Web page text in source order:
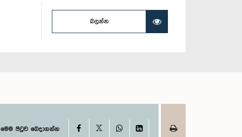
බලන්න
මෙම පිටුව බෙදාගන්න Facebook WhatsAppLinkedIn